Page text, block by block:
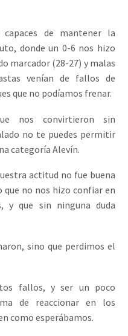
de mantener la
donde un 0-6 nos hizo
marcador (28-27) y malas
venían de fallos de
que no podíamos frenar.
nos convirtieron sin
no te puedes permitir
categoría Alevín.
actitud no fue buena
no nos hizo confiar en
y que sin ninguna duda
sino que perdimos el
fallos, y ser un poco
de reaccionar en los
como esperábamos.